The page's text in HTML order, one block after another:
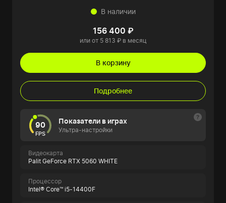
В наличии
156 400 ₽
или от 5 813 ₽ в месяц
В корзину
Подробнее
90
FPS
Показатели в играх
Ультра-настройки
Видеокарта
Palit GeForce RTX 5060 WHITE
Процессор
Intel® Core™ i5-14400F